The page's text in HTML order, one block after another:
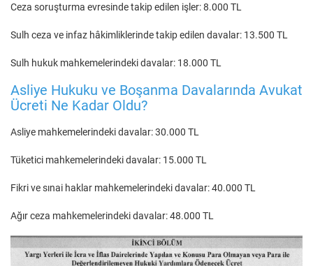
Ceza soruşturma evresinde takip edilen işler: 8.000 TL
Sulh ceza ve infaz hâkimliklerinde takip edilen davalar: 13.500 TL
Sulh hukuk mahkemelerindeki davalar: 18.000 TL
Asliye Hukuku ve Boşanma Davalarında Avukat
Ücreti Ne Kadar Oldu?
Asliye mahkemelerindeki davalar: 30.000 TL
Tüketici mahkemelerindeki davalar: 15.000 TL
Fikri ve sınai haklar mahkemelerindeki davalar: 40.000 TL
Ağır ceza mahkemelerindeki davalar: 48.000 TL